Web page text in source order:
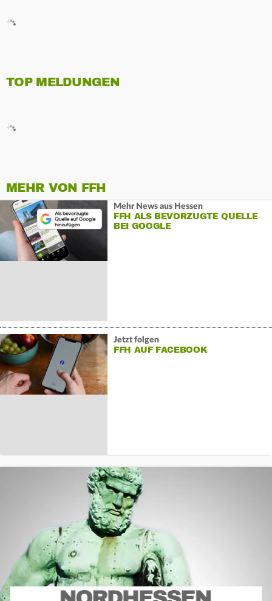
TOP MELDUNGEN
MEHR VON FFH
Mehr News aus Hessen
FFH ALS BEVORZUGTE QUELLE
BEI GOOGLE
Jetzt folgen
FFH AUF FACEBOOK